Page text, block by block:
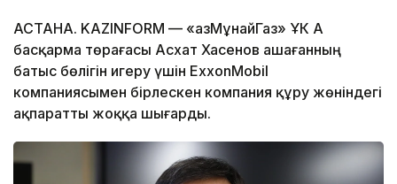
АСТАНА. KAZINFORM — «ҚазМұнайГаз» ҰК АҚ
басқарма төрағасы Асхат Хасенов Қашағанның
батыс бөлігін игеру үшін ExxonMobil
компаниясымен бірлескен компания құру жөніндегі
ақпаратты жоққа шығарды.